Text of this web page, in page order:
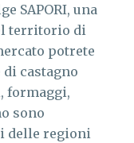
SAPORI, una
territorio di
potrete
castagno
formaggi,
sono
delle regioni